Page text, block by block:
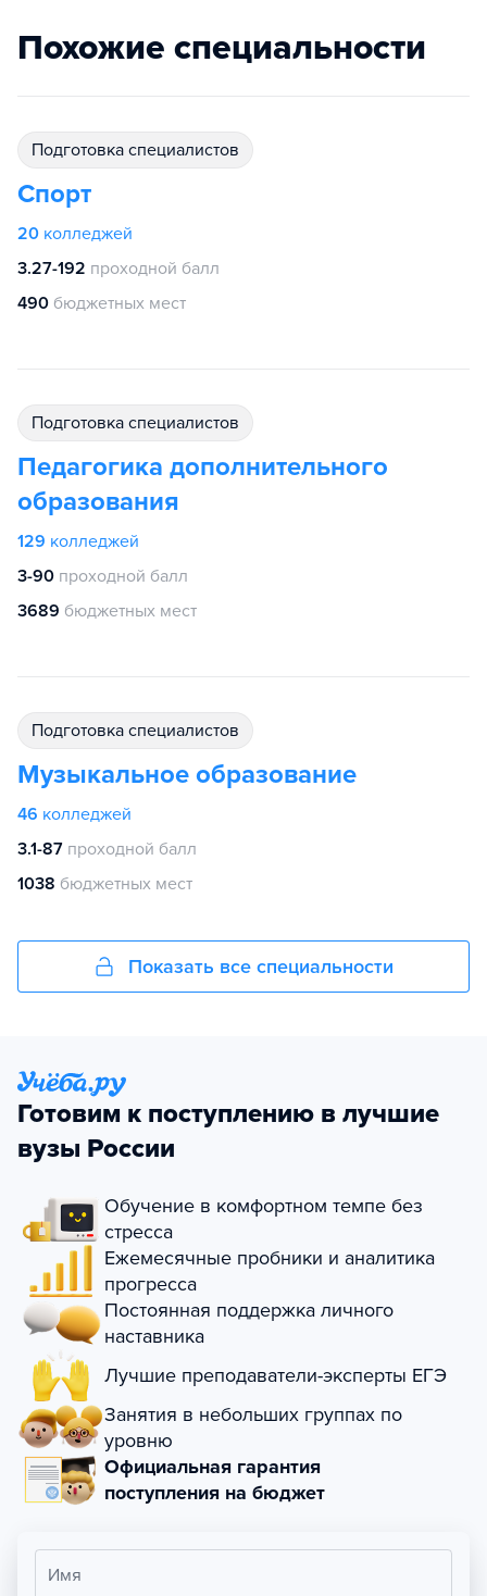
Похожие специальности
подготовка специалистов
Спорт
20 колледжей
3.27-192 проходной балл
490 бюджетных мест
подготовка специалистов
Педагогика дополнительного
образования
129 колледжей
3-90 проходной балл
3689 бюджетных мест
подготовка специалистов
Музыкальное образование
46 колледжей
3.1-87 проходной балл
1038 бюджетных мест
Показать все специальности
Готовим к поступлению в лучшие
вузы России
Обучение в комфортном темпе без
стресса
Ежемесячные пробники и аналитика
прогресса
Постоянная поддержка личного
наставника
Лучшие преподаватели-эксперты ЕГЭ
Занятия в небольших группах по
уровню
Официальная гарантия
поступления на бюджет
Имя